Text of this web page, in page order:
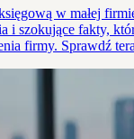
w małej
i szokujące fakty,
firmy. Sprawdź